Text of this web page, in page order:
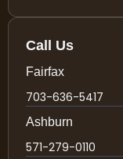
Call Us
Fairfax
703-636-5417
Ashburn
571-279-0110